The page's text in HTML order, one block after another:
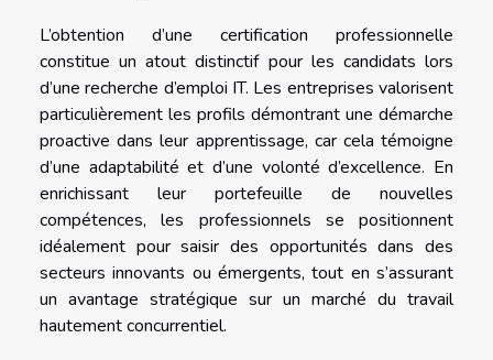
L’obtention d’une certification professionnelle
constitue un atout distinctif pour les candidats lors
d’une recherche d’emploi IT. Les entreprises valorisent
particulièrement les profils démontrant une démarche
proactive dans leur apprentissage, car cela témoigne
d’une adaptabilité et d’une volonté d’excellence. En
enrichissant leur portefeuille de nouvelles
compétences, les professionnels se positionnent
idéalement pour saisir des opportunités dans des
secteurs innovants ou émergents, tout en s’assurant
un avantage stratégique sur un marché du travail
hautement concurrentiel.